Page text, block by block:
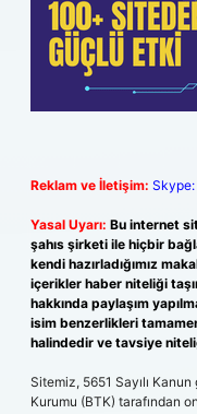
Reklam ve İletişim:
Yasal Uyarı: Bu internet
şahıs şirketi ile hiçbir
kendi hazırladığımız
içerikler haber niteliği
hakkında paylaşım
isim benzerlikleri
halindedir ve tavsiye
Sitemiz, 5651 Sayılı
Kurumu (BTK) tarafından